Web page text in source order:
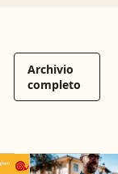
Archivio
completo